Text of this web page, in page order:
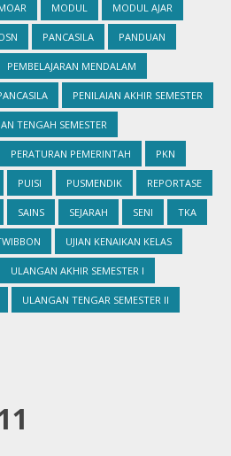
MODUL MODUL AJAR
PANCASILA PANDUAN
PEMBELAJARAN MENDALAM
PENILAIAN AKHIR SEMESTER
TENGAH SEMESTER
PERATURAN PEMERINTAH PKN
PUISI PUSMENDIK REPORTASE
SAINS SEJARAH SENI TKA
UJIAN KENAIKAN KELAS
ULANGAN AKHIR SEMESTER I
ULANGAN TENGAR SEMESTER II
1